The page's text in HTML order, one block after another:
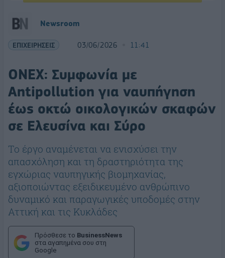
Newsroom
ΕΠΙΧΕΙΡΗΣΕΙΣ 03/06/2026 11:41
ONEX: Συμφωνία με
Antipollution για ναυπήγηση
έως οκτώ οικολογικών σκαφών
σε Ελευσίνα και Σύρο
Το έργο αναμένεται να ενισχύσει την
απασχόληση και τη δραστηριότητα της
εγχώριας ναυπηγικής βιομηχανίας,
αξιοποιώντας εξειδικευμένο ανθρώπινο
δυναμικό και παραγωγικές υποδομές στην
Αττική και τις Κυκλάδες
Πρόσθεσε το BusinessNews
στα αγαπημένα σου στη
Google